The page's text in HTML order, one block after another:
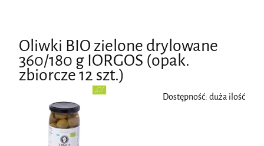
Oliwki BIO zielone drylowane
360/180 g IORGOS (opak.
zbiorcze 12 szt.)
Dostępność: duża ilość